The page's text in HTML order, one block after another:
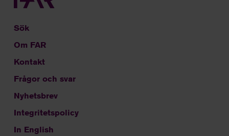
Sök
Om FAR
Kontakt
Frågor och svar
Nyhetsbrev
Integritetspolicy
In English